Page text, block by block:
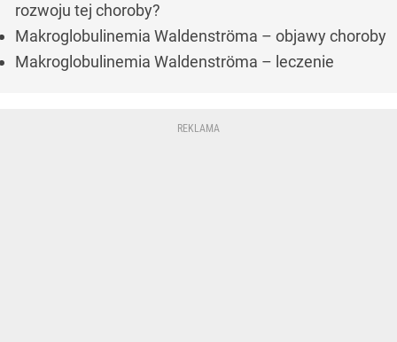
rozwoju tej choroby?
Makroglobulinemia Waldenströma – objawy choroby
Makroglobulinemia Waldenströma – leczenie